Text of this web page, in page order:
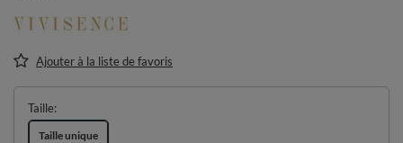
Ajouter à la liste de favoris
Taille
Taille unique